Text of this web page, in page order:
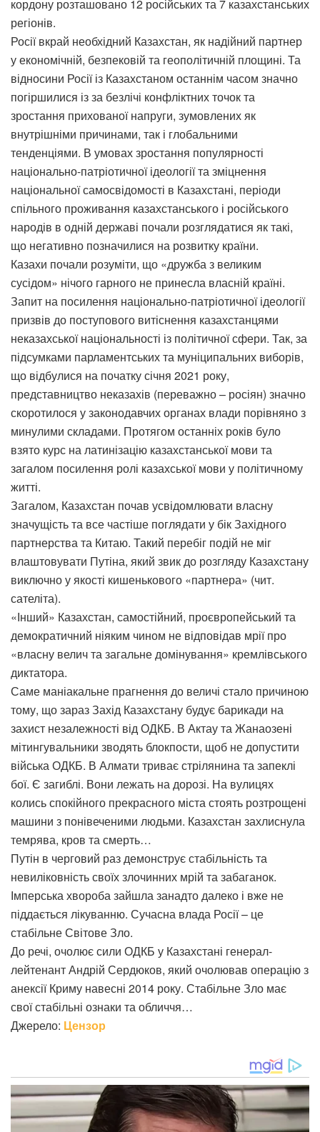
кордону розташовано 12 російських та 7 казахстанських
регіонів.
Росії вкрай необхідний Казахстан, як надійний партнер
у економічній, безпековій та геополітичній площині. Та
відносини Росії із Казахстаном останнім часом значно
погіршилися із за безлічі конфліктних точок та
зростання прихованої напруги, зумовлених як
внутрішніми причинами, так і глобальними
тенденціями. В умовах зростання популярності
національно-патріотичної ідеології та зміцнення
національної самосвідомості в Казахстані, періоди
спільного проживання казахстанського і російського
народів в одній державі почали розглядатися як такі,
що негативно позначилися на розвитку країни.
Казахи почали розуміти, що «дружба з великим
сусідом» нічого гарного не принесла власній країні.
Запит на посилення національно-патріотичної ідеології
призвів до поступового витіснення казахстанцями
неказахської національності із політичної сфери. Так, за
підсумками парламентських та муніципальних виборів,
що відбулися на початку січня 2021 року,
представництво неказахів (переважно – росіян) значно
скоротилося у законодавчих органах влади порівняно з
минулими складами. Протягом останніх років було
взято курс на латинізацію казахстанської мови та
загалом посилення ролі казахської мови у політичному
житті.
Загалом, Казахстан почав усвідомлювати власну
значущість та все частіше поглядати у бік Західного
партнерства та Китаю. Такий перебіг подій не міг
влаштовувати Путіна, який звик до розгляду Казахстану
виключно у якості кишенькового «партнера» (чит.
сателіта).
«Інший» Казахстан, самостійний, проєвропейський та
демократичний ніяким чином не відповідав мрії про
«власну велич та загальне домінування» кремлівського
диктатора.
Саме маніакальне прагнення до величі стало причиною
тому, що зараз Захід Казахстану будує барикади на
захист незалежності від ОДКБ. В Актау та Жанаозені
мітингувальники зводять блокпости, щоб не допустити
війська ОДКБ. В Алмати триває стрілянина та запеклі
бої. Є загиблі. Вони лежать на дорозі. На вулицях
колись спокійного прекрасного міста стоять розтрощені
машини з понівеченими людьми. Казахстан захлиснула
темрява, кров та смерть…
Путін в черговий раз демонструє стабільність та
невиліковність своїх злочинних мрій та забаганок.
Імперська хвороба зайшла занадто далеко і вже не
піддається лікуванню. Сучасна влада Росії – це
стабільне Світове Зло.
До речі, очолює сили ОДКБ у Казахстані генерал-
лейтенант Андрій Сердюков, який очолював операцію з
анексії Криму навесні 2014 року. Стабільне Зло має
свої стабільні ознаки та обличчя…
Джерело: Цензор